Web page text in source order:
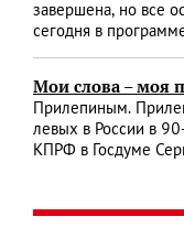
завершена, но все
сегодня в
Мои слова – моя
Прилепиным.
левых в России в
КПРФ в Госдуме